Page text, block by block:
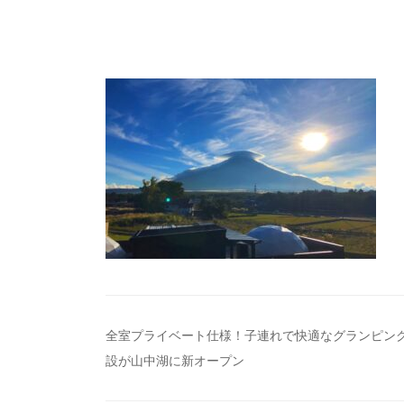
投
稿
全室プライベート仕様！子連れで快適なグランピン
設が山中湖に新オープン